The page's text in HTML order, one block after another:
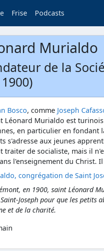
Frise Podcasts
Murialdo
de la
Bosco, comme Joseph
Léonard Murialdo est
en particulier en fondant
s'adresse aux jeunes
traiter de socialiste, mais il
l'enseignement du Christ.
congrégation de Saint
en 1900, saint Léonard
Joseph pour que les petits
et de la charité.